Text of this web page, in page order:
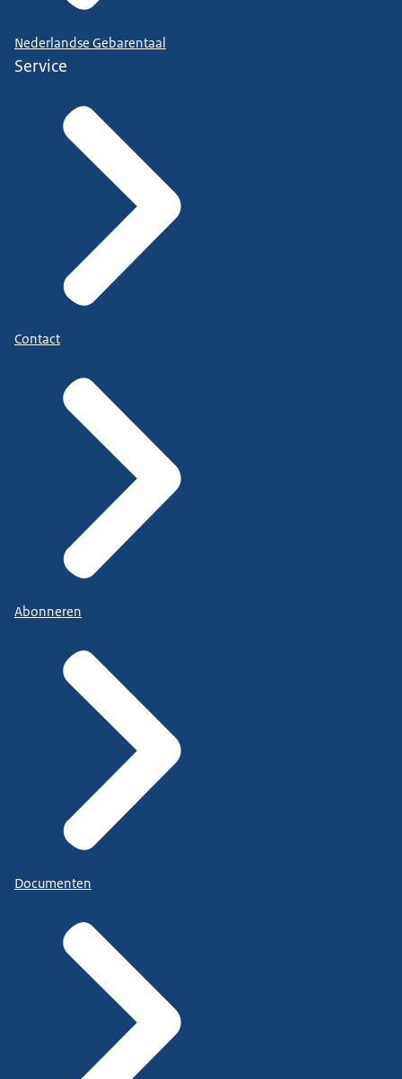
Nederlandse Gebarentaal
Service
Contact
Abonneren
Documenten